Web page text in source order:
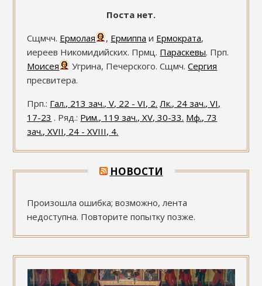
Поста нет.
Сщмчч. Ермолая , Ермиппа и Ермократа,
иереев Никомидийских. Прмц. Параскевы. Прп.
Моисея
Угрина, Печерского. Сщмч.Сергия
пресвитера.
Прп.: Гал., 213 зач., V, 22 - VI, 2. Лк., 24 зач., VI,
17-23 . Ряд.: Рим., 119 зач., XV, 30-33. Мф., 73
зач., XVII, 24 - XVIII, 4.
НОВОСТИ
Произошла ошибка; возможно, лента
недоступна. Повторите попытку позже.